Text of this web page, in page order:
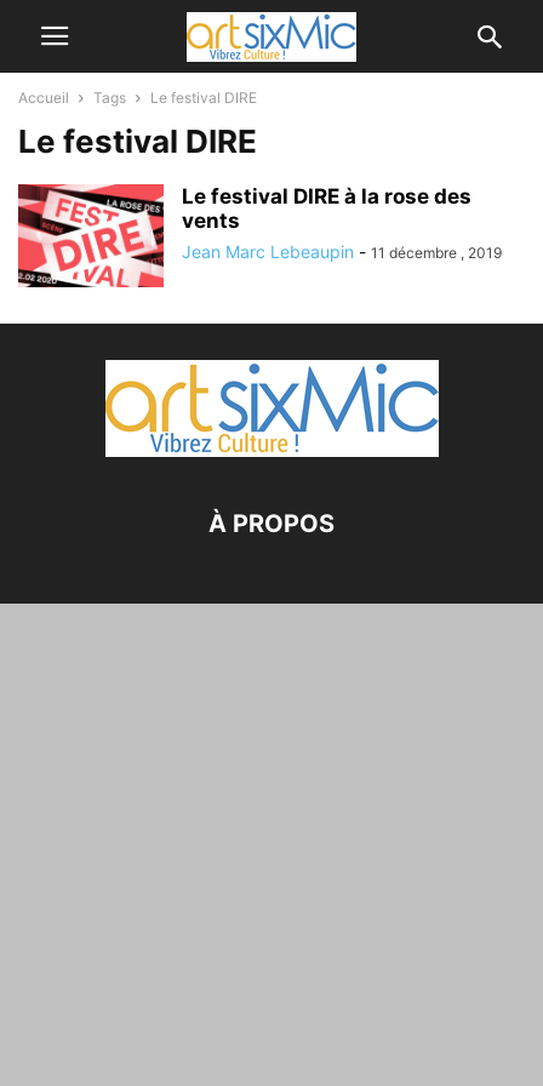
Accueil Tags Le festival DIRE
Le festival DIRE
Le festival DIRE à la rose des
vents
Jean Marc Lebeaupin - 11 décembre , 2019
À PROPOS